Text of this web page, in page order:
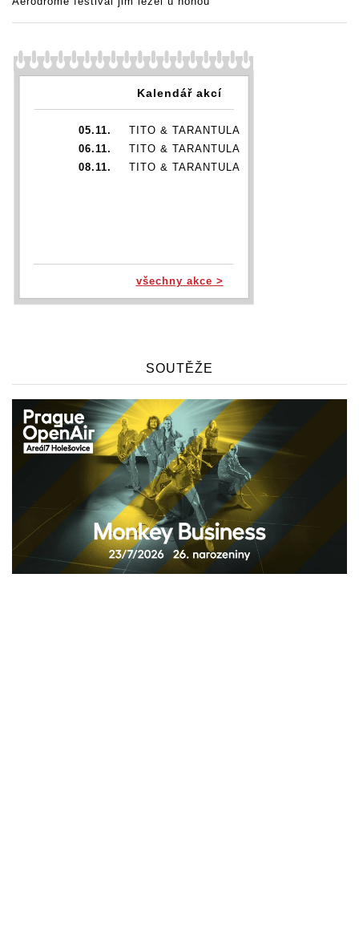
Kalendář akcí
05.11.
TITO & TARANTULA
06.11.
TITO & TARANTULA
08.11.
TITO & TARANTULA
všechny akce >
SOUTĚŽE